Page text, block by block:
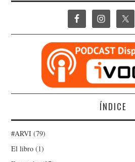
ÍNDICE
#ARVI (79)
El libro (1)